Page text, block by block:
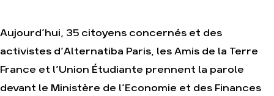
S'engager sur le
terrain
Agir au quotidien
campagnes
Climat – Énergie
Surproduction
Agriculture
Finance
Aujourd’hui, 35 citoyens concernés et des
activistes d’Alternatiba Paris, les Amis de la Terre
France et l’Union Étudiante prennent la parole
devant le Ministère de l’Economie et des Finances